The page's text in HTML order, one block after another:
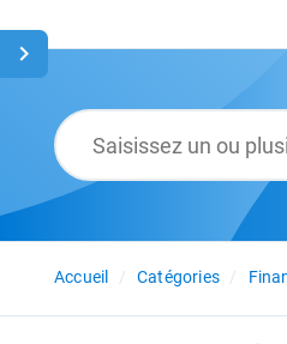
Glossaire
Français
Accueil
Catégories